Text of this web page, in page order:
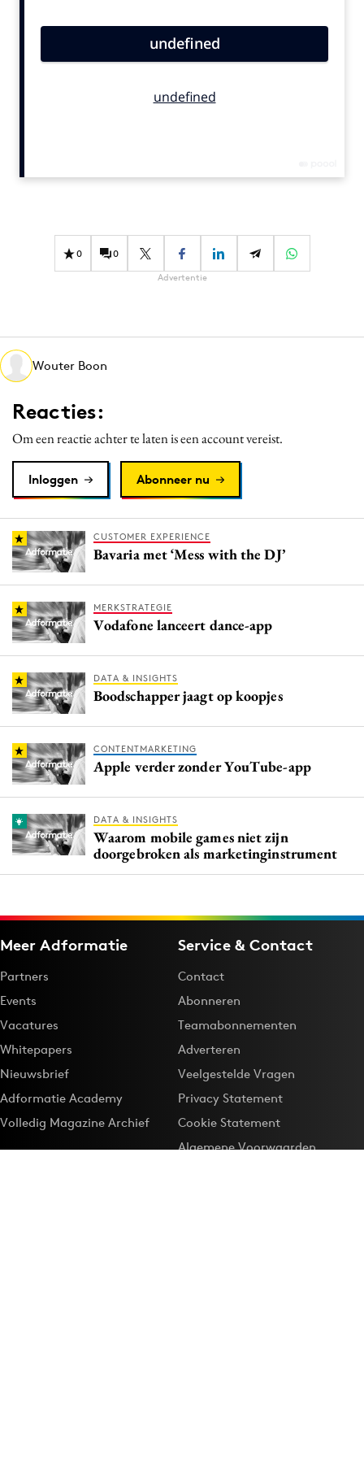
Carriere
Diversiteit
Interne communicatie
Martech
Media
Merkstrategie
PR
Purpose Marketing
Reputatie & crisis
0 0
Advertentie
Wouter Boon
Reacties:
Om een reactie achter te laten is een account vereist.
Inloggen Abonneer nu
CUSTOMER EXPERIENCE
Bavaria met ‘Mess with the DJ’
MERKSTRATEGIE
Vodafone lanceert dance-app
DATA & INSIGHTS
Boodschapper jaagt op koopjes
CONTENTMARKETING
Apple verder zonder YouTube-app
DATA & INSIGHTS
Waarom mobile games niet zijn
doorgebroken als marketinginstrument
Meer Adformatie
Partners
Events
Vacatures
Whitepapers
Nieuwsbrief
Adformatie Academy
Volledig Magazine Archief
Service & Contact
Contact
Abonneren
Teamabonnementen
Adverteren
Veelgestelde Vragen
Privacy Statement
Cookie Statement
Algemene Voorwaarden